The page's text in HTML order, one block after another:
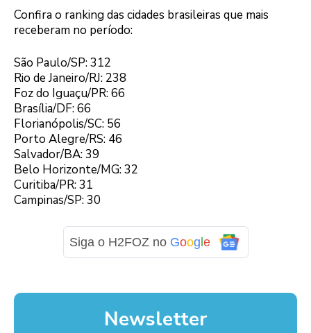
Confira o ranking das cidades brasileiras que mais
receberam no período:
São Paulo/SP: 312
Rio de Janeiro/RJ: 238
Foz do Iguaçu/PR: 66
Brasília/DF: 66
Florianópolis/SC: 56
Porto Alegre/RS: 46
Salvador/BA: 39
Belo Horizonte/MG: 32
Curitiba/PR: 31
Campinas/SP: 30
Siga o H2FOZ no Google
Newsletter